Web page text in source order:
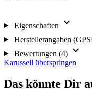
Eigenschaften
Herstellerangaben
Bewertungen (4)
Karussell überspringen
Das könnte Dir